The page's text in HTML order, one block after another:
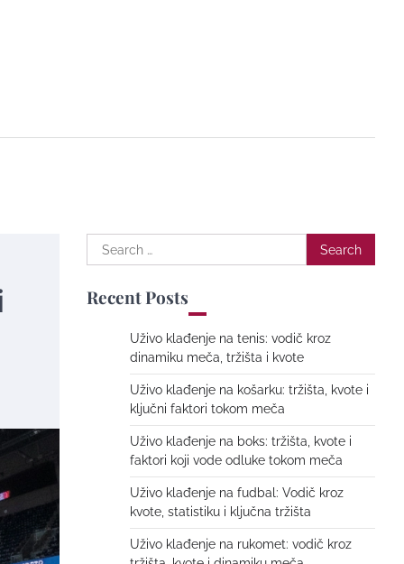
Search
for:
Recent Posts
Uživo klađenje na tenis: vodič kroz
dinamiku meča, tržišta i kvote
Uživo klađenje na košarku: tržišta, kvote i
ključni faktori tokom meča
Uživo klađenje na boks: tržišta, kvote i
faktori koji vode odluke tokom meča
Uživo klađenje na fudbal: Vodič kroz
kvote, statistiku i ključna tržišta
Uživo klađenje na rukomet: vodič kroz